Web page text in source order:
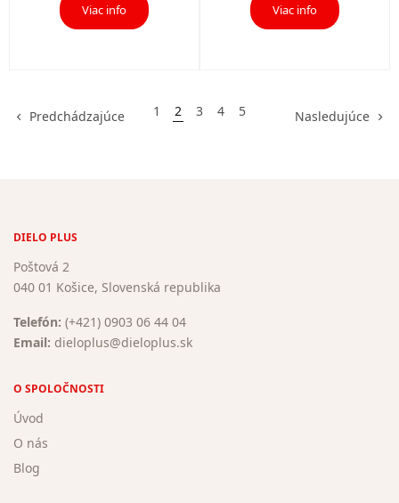
Viac info Viac info
Predchádzajúce 1 2 3 4 5 Nasledujúce
DIELO PLUS
Poštová 2
040 01 Košice, Slovenská republika
Telefón: (+421) 0903 06 44 04
Email: dieloplus@dieloplus.sk
O SPOLOČNOSTI
Úvod
O nás
Blog